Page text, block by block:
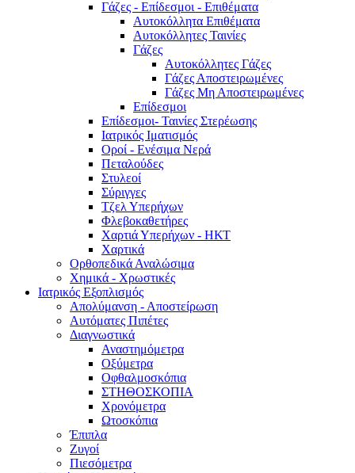
Γάζες - Επίδεσμοι - Επιθέματα
Αυτοκόλλητα Επιθέματα
Αυτοκόλλητες Ταινίες
Γάζες
Αυτοκόλλητες Γάζες
Γάζες Αποστειρωμένες
Γάζες Μη Αποστειρωμένες
Επίδεσμοι
Επίδεσμοι- Ταινίες Στερέωσης
Ιατρικός Ιματισμός
Οροί - Ενέσιμα Νερά
Πεταλούδες
Στυλεοί
Σύριγγες
Τζελ Υπερήχων
Φλεβοκαθετήρες
Χαρτιά Υπερήχων - ΗΚΤ
Χαρτικά
Ορθοπεδικά Αναλώσιμα
Χημικά - Χρωστικές
Ιατρικός Εξοπλισμός
Απολύμανση - Αποστείρωση
Αυτόματες Πιπέτες
Διαγνωστικά
Αναστημόμετρα
Οξύμετρα
Οφθαλμοσκόπια
ΣΤΗΘΟΣΚΟΠΙΑ
Χρονόμετρα
Ωτοσκόπια
Έπιπλα
Ζυγοί
Πιεσόμετρα